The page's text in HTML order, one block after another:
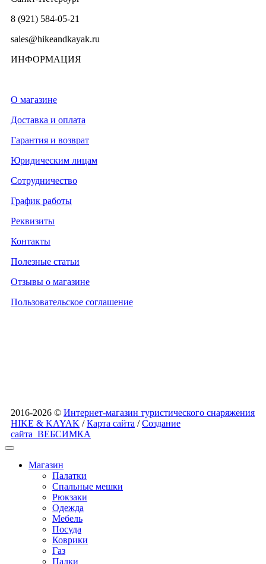
8 (921) 584-05-21
sales@hikeandkayak.ru
ИНФОРМАЦИЯ
О магазине
Доставка и оплата
Гарантия и возврат
Юридическим лицам
Сотрудничество
График работы
Реквизиты
Контакты
Полезные статьи
Отзывы о магазине
Пользовательское соглашение
2016-2026 © Интернет-магазин туристического снаряжения
HIKE & KAYAK /Карта сайта /Создание
сайта ВЕБСИМКА
Магазин
Палатки
Спальные мешки
Рюкзаки
Одежда
Мебель
Посуда
Коврики
Газ
Палки